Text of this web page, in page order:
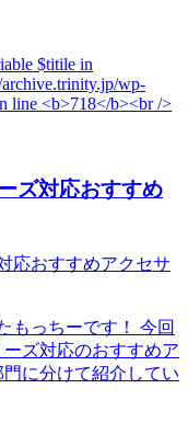
ズ対応おすすめ
もっちーです！ 今回
ーズ対応のおすすめア
に分けて紹介してい